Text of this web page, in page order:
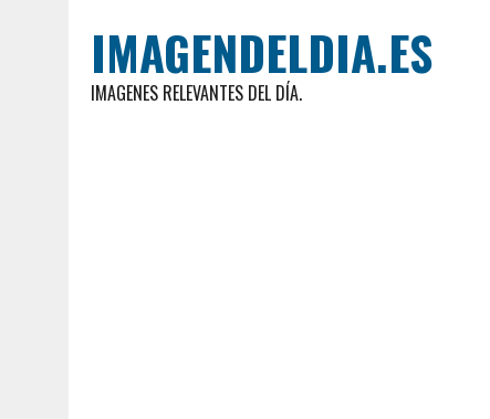
IMAGENDELDIA.ES
IMAGENES RELEVANTES DEL DÍA.